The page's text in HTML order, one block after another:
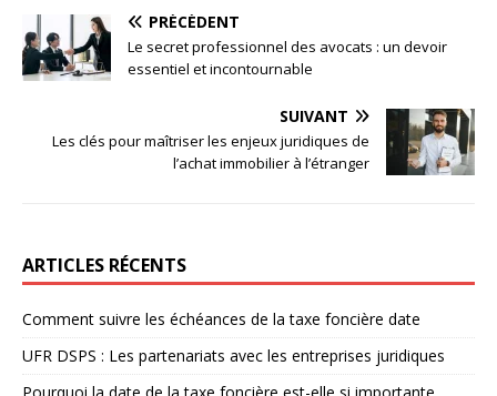
PRÉCÉDENT
Le secret professionnel des avocats : un devoir
essentiel et incontournable
SUIVANT
Les clés pour maîtriser les enjeux juridiques de
l’achat immobilier à l’étranger
ARTICLES RÉCENTS
Comment suivre les échéances de la taxe foncière date
UFR DSPS : Les partenariats avec les entreprises juridiques